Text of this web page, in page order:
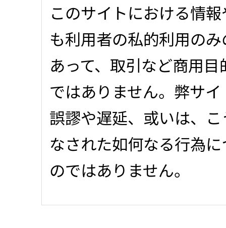
このサイトにおける情
も利用者の私的利用の
あって、取引など商用
ではありません。弊サ
誤謬や遅延、或いは、
なされた如何なる行為
のではありません。